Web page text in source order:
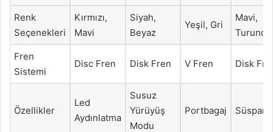
Renk
Seçenekleri
Kırmızı,
Mavi
Siyah,
Beyaz
Yeşil, Gri
Mavi,
Turuncu
Fren
Sistemi
Disc Fren Disk Fren V Fren Disk
Özellikler
Led
Aydınlatma
Susuz
Yürüyüş
Modu
Portbagaj